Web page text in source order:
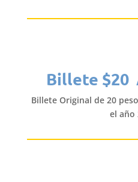
Billete $20
Billete Original de 20
el año